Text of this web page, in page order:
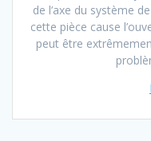
de l’axe du système
cette pièce cause
peut être